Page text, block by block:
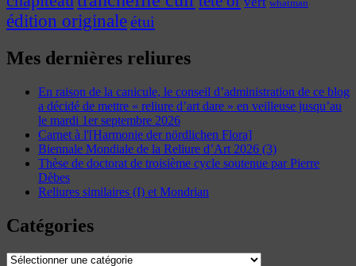
whatman
édition originaleétui
Mes dernières reliures
En raison de la canicule, le conseil d’administration de ce blog
a décidé de mettre « reliure d’art dare » en veilleuse jusqu’au
le mardi 1er septembre 2026
Carnet à l'[Harmonie der nördlichen Flora]
Biennale Mondiale de la Reliure d’Art 2026 (3)
Thèse de doctorat de troisième cycle soutenue par Pierre
Dèbes
Reliures similaires (I) et Mondrian
Catégories
Catégories